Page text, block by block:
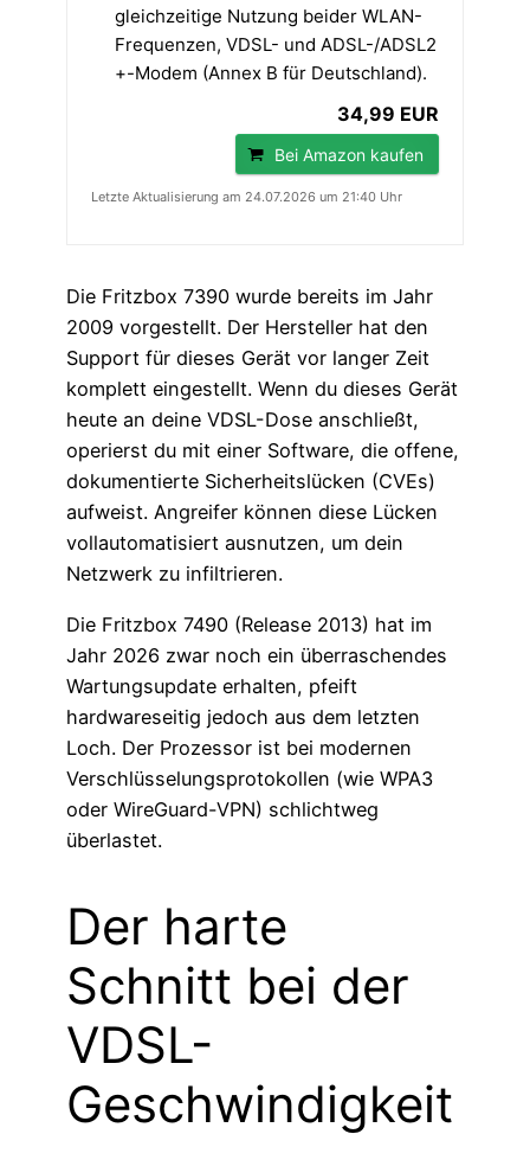
gleichzeitige Nutzung beider WLAN-
Frequenzen, VDSL- und ADSL-/ADSL2
+-Modem (Annex B für Deutschland).
34,99 EUR
Bei Amazon kaufen
Letzte Aktualisierung am 24.07.2026 um 21:40 Uhr
Die Fritzbox 7390 wurde bereits im Jahr
2009 vorgestellt. Der Hersteller hat den
Support für dieses Gerät vor langer Zeit
komplett eingestellt. Wenn du dieses Gerät
heute an deine VDSL-Dose anschließt,
operierst du mit einer Software, die offene,
dokumentierte Sicherheitslücken (CVEs)
aufweist. Angreifer können diese Lücken
vollautomatisiert ausnutzen, um dein
Netzwerk zu infiltrieren.
Die Fritzbox 7490 (Release 2013) hat im
Jahr 2026 zwar noch ein überraschendes
Wartungsupdate erhalten, pfeift
hardwareseitig jedoch aus dem letzten
Loch. Der Prozessor ist bei modernen
Verschlüsselungsprotokollen (wie WPA3
oder WireGuard-VPN) schlichtweg
überlastet.
Der harte
Schnitt bei der
VDSL-
Geschwindigkeit